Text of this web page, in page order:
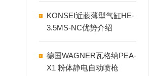
KONSEI近藤薄型气缸HE-
3.5MS-NC优势介绍
德国WAGNER瓦格纳PEA-
X1 粉体静电自动喷枪